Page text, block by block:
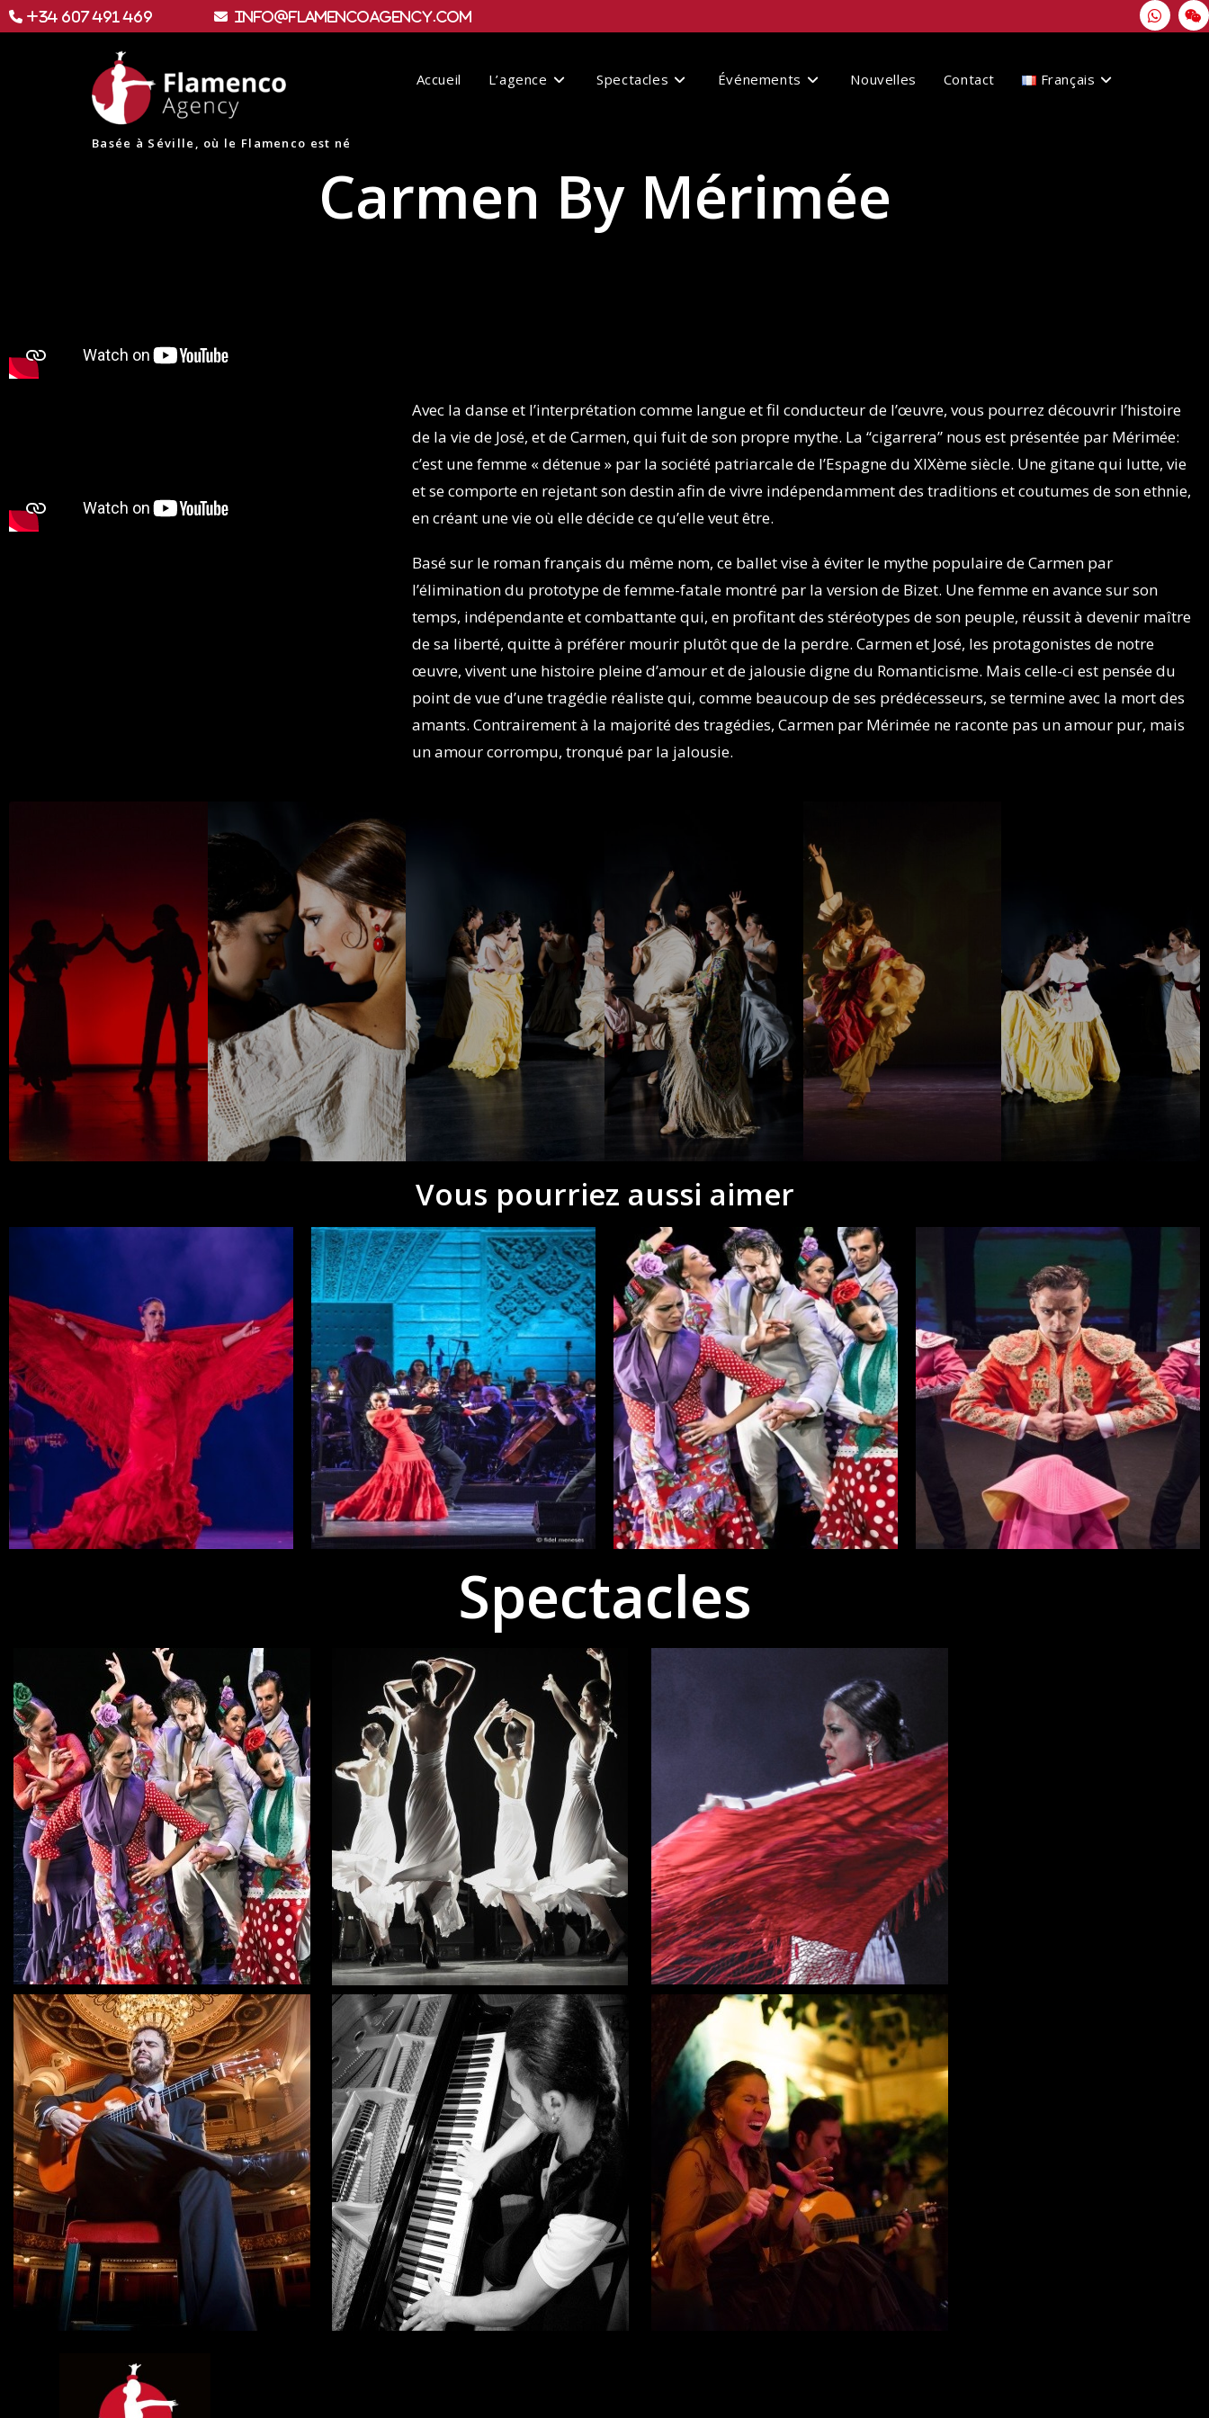
+34 607 491 469 info@flamencoagency.com
Accueil L’agence Spectacles Événements Nouvelles Contact Français
Basée à Séville, où le Flamenco est né
Carmen By Mérimée
Avec la danse et l’interprétation comme langue et fil conducteur de l’œuvre, vous pourrez découvrir l’histoire
de la vie de José, et de Carmen, qui fuit de son propre mythe. La “cigarrera” nous est présentée par Mérimée:
c’est une femme « détenue » par la société patriarcale de l’Espagne du XIXème siècle. Une gitane qui lutte, vie
et se comporte en rejetant son destin afin de vivre indépendamment des traditions et coutumes de son ethnie,
en créant une vie où elle décide ce qu’elle veut être.
Basé sur le roman français du même nom, ce ballet vise à éviter le mythe populaire de Carmen par
l’élimination du prototype de femme-fatale montré par la version de Bizet. Une femme en avance sur son
temps, indépendante et combattante qui, en profitant des stéréotypes de son peuple, réussit à devenir maître
de sa liberté, quitte à préférer mourir plutôt que de la perdre. Carmen et José, les protagonistes de notre
œuvre, vivent une histoire pleine d’amour et de jalousie digne du Romanticisme. Mais celle-ci est pensée du
point de vue d’une tragédie réaliste qui, comme beaucoup de ses prédécesseurs, se termine avec la mort des
amants. Contrairement à la majorité des tragédies, Carmen par Mérimée ne raconte pas un amour pur, mais
un amour corrompu, tronqué par la jalousie.
Vous pourriez aussi aimer
Spectacles